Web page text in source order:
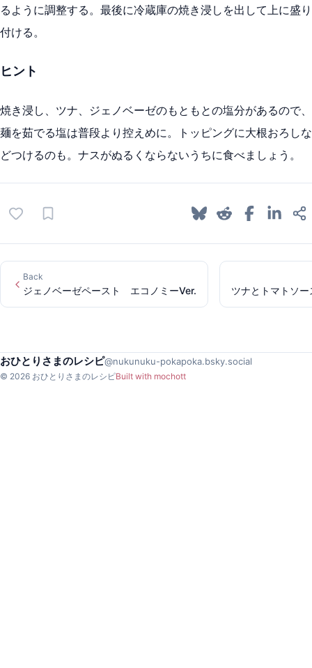
るように調整する。最後に冷蔵庫の焼き浸しを出して上に盛り
付ける。
ヒント
焼き浸し、ツナ、ジェノベーゼのもともとの塩分があるので、
麺を茹でる塩は普段より控えめに。トッピングに大根おろしな
どつけるのも。ナスがぬるくならないうちに食べましょう。
Back
ジェノベーゼペースト エコノミーVer. ツナとトマトソ
おひとりさまのレシピ@nukunuku-pokapoka.bsky.social
© 2026 おひとりさまのレシピBuilt with mochott